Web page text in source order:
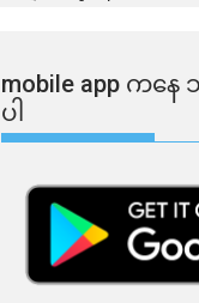
mobile app ​​ကန
ပါ